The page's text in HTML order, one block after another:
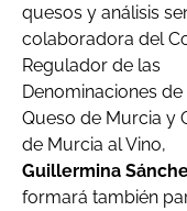
quesos y análisis
colaboradora del
Regulador de las
Denominaciones de
Queso de Murcia y
de Murcia al Vino,
Guillermina
formará también